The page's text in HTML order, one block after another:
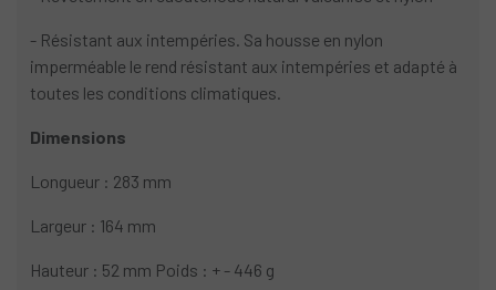
- Résistant aux intempéries. Sa housse en nylon
imperméable le rend résistant aux intempéries et adapté à
toutes les conditions climatiques.
Dimensions
Longueur : 283 mm
Largeur : 164 mm
Hauteur : 52 mm Poids : + - 446 g